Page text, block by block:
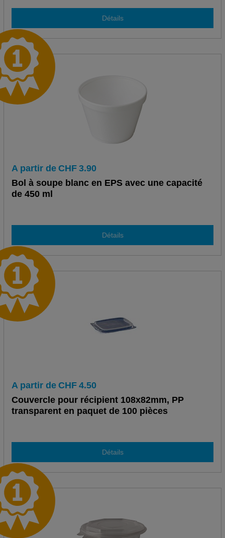
Détails
A partir de CHF 3.90
Bol à soupe blanc en EPS avec une capacité
de 450 ml
Détails
A partir de CHF 4.50
Couvercle pour récipient 108x82mm, PP
transparent en paquet de 100 pièces
Détails